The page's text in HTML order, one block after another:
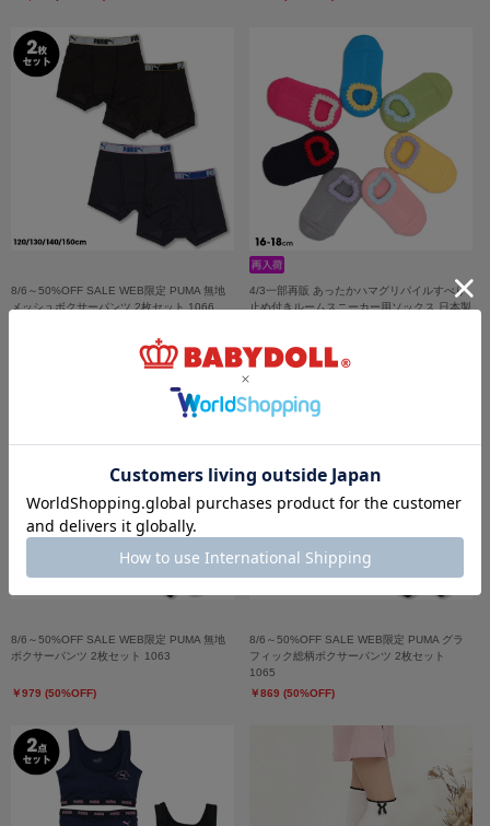
8/6～50%OFF SALE WEB限定 PUMA 無地
メッシュボクサーパンツ 2枚セット 1066
4/3一部再販 あったかハマグリパイルすべり
止め付きルームスニーカー用ソックス 日本製
8/6～50%OFF SALE WEB限定 PUMA 無地
ボクサーパンツ 2枚セット 1063
￥979 (50%OFF)
8/6～50%OFF SALE WEB限定 PUMA グラ
フィック総柄ボクサーパンツ 2枚セット
1065
￥869 (50%OFF)